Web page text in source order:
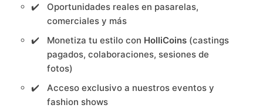
Oportunidades reales en pasarelas,
comerciales y más
Monetiza tu estilo con HolliCoins (castings
pagados, colaboraciones, sesiones de
fotos)
Acceso exclusivo a nuestros eventos y
fashion shows